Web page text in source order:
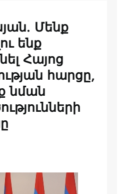
Մենք
ենք
Հայոց
հարցը,
նման